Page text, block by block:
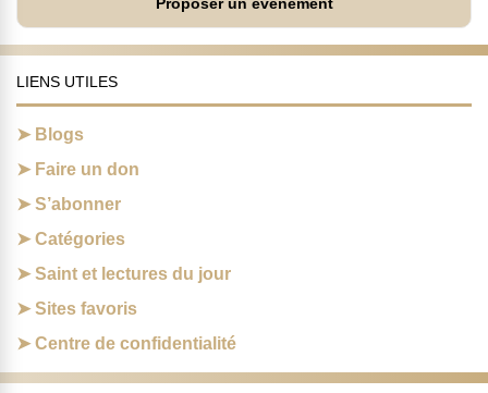
LIENS UTILES
Blogs
Faire un don
S’abonner
Catégories
Saint et lectures du jour
Sites favoris
Centre de confidentialité